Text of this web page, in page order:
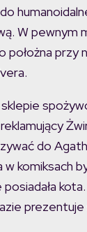
W pewnym
położna przy
do
komiksach
prezentuje